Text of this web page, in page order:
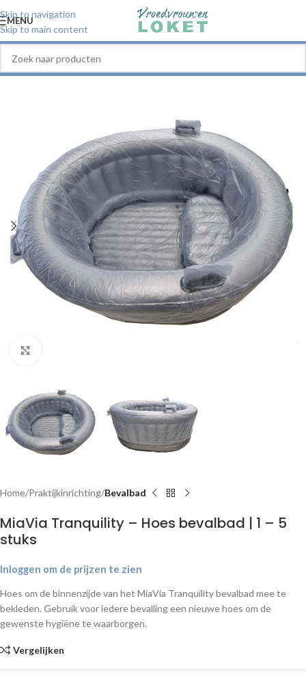
Skip to navigation
Skip to main content
MENU
Home Praktijkinrichting Bevalbad
MiaVia Tranquility – Hoes bevalbad | 1 – 5
stuks
Inloggen om de prijzen te zien
Hoes om de binnenzijde van het MiaVia Tranquility bevalbad mee te
bekleden. Gebruik voor iedere bevalling een nieuwe hoes om de
gewenste hygiëne te waarborgen.
Vergelijken